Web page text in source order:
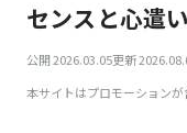
センスと心遣
公開 2026.03.05更新
本サイトはプロモーションが